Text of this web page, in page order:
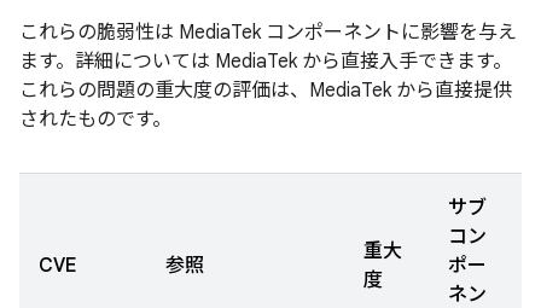
これらの脆弱性は MediaTek コンポーネントに影響を与え
ます。詳細については MediaTek から直接入手できます。
これらの問題の重大度の評価は、MediaTek から直接提供
されたものです。
CVE 参照
重大
度
サブ
コン
ポー
ネン